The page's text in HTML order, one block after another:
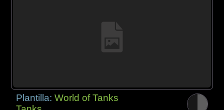
Plantilla:World of Tanks